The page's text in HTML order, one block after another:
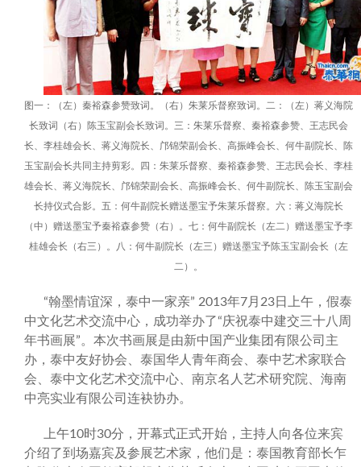
图一：（左）秦裕森参赞致词。（右）朱莱乐督察致词。二：（左）蒋义海院
长致词（右）陈玉宝副会长致词。三：朱莱乐督察、秦裕森参赞、王志民会
长、李桂雄会长、蒋义海院长、邝锦荣副会长、高振峰会长、何牛副院长、陈
玉宝副会长共同主持剪彩。四：朱莱乐督察、秦裕森参赞、王志民会长、李桂
雄会长、蒋义海院长、邝锦荣副会长、高振峰会长、何牛副院长、陈玉宝副会
长持仪式合影。五：何牛副院长赠送墨宝予朱莱乐督察。六：蒋义海院长
（中）赠送墨宝予秦裕森参赞（右）。七：何牛副院长（左二）赠送墨宝予李
桂雄会长（右三）。八：何牛副院长（左三）赠送墨宝予陈玉宝副会长（左
二）。
“翰墨情谊深，泰中一家亲” 2013年7月23日上午，假泰
中文化艺术交流中心，成功举办了“庆祝泰中建交三十八周
年书画展”。本次书画展是由新中国产业集团有限公司主
办，泰中友好协会、泰国华人青年商会、泰中艺术家联合
会、泰中文化艺术交流中心、南京名人艺术研究院、海南
中亮实业有限公司连袂协办。
上午10时30分，开幕式正式开始，主持人向各位来宾
介绍了到场嘉宾及参展艺术家，他们是：泰国教育部长乍